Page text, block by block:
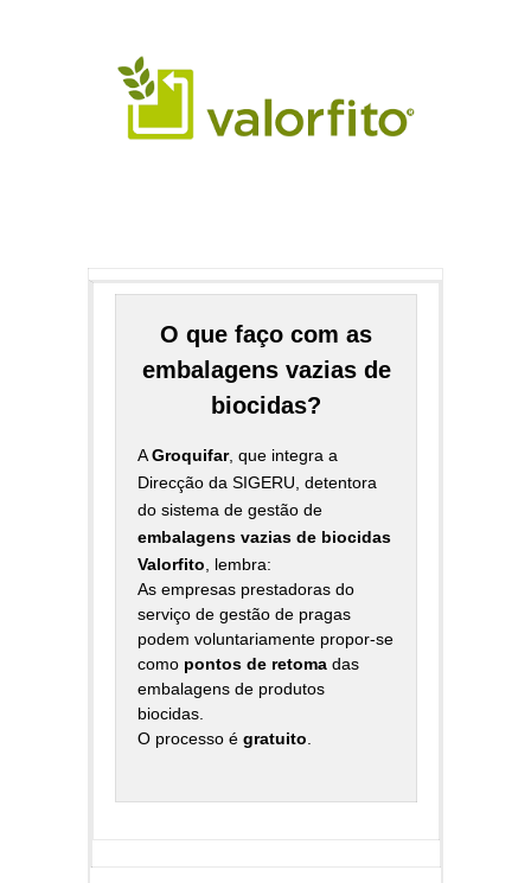
O que faço com as
embalagens vazias de
biocidas?
AGroquifar, que integra a
Direcção da SIGERU, detentora
do sistema de gestão de
embalagens vazias de biocidas
Valorfito , lembra:
As empresas prestadoras do
serviço de gestão de pragas
podem voluntariamente propor-se
como pontos de retoma das
embalagens de produtos
biocidas.
O processo é gratuito